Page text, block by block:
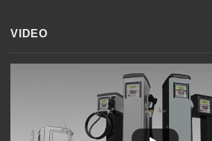
VIDEO